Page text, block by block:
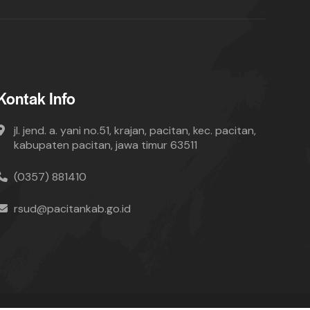
Info
jl. jend. a. yani no.51, krajan, pacitan, kec. pacitan,
kabupaten pacitan, jawa timur 63511
(0357) 881410
rsud@pacitankab.go.id